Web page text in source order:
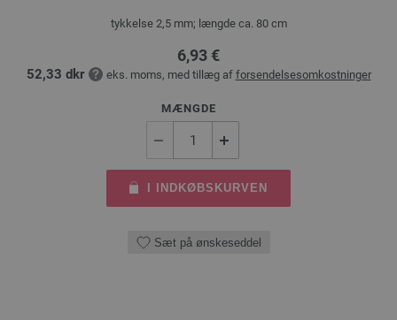
tykkelse 2,5 mm; længde ca. 80 cm
6,93 €
52,33 dkr eks. moms, med tillæg af forsendelsesomkostninger
MÆNGDE
I INDKØBSKURVEN
Sæt på ønskeseddel